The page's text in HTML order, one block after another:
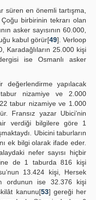
süren en önemli tartışma,
Çoğu birbirinin tekrarı olan
asker sayısının 60.000,
kabul görür[49]. Verloop
Karadağlıların 25.000 kişi
ise Osmanlı asker
değerlendirme yapılacak
nizamiye ve 2.000
tabur nizamiye ve 1.000
Fransız yazar Ubici’nin
verdiği bilgilere göre 1
Ubicini taburların
ek bilgi olarak ifade eder.
nefer sayısı hiçbir
de 1 taburda 816 kişi
13.424 kişi, Hersek
ordunun ise 32.376 kişi
kanunu[53] gereği her